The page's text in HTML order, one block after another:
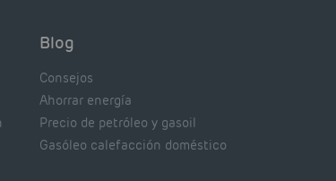
Blog
Consejos
Ahorrar energía
Precio de petróleo y gasoil
Gasóleo calefacción doméstico